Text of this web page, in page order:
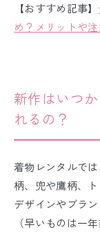
【おすすめ記事】
め？メリットや
新作はいつ
れるの？
着物レンタルでは
柄、兜や鷹柄、
デザインやブラ
（早いものは一